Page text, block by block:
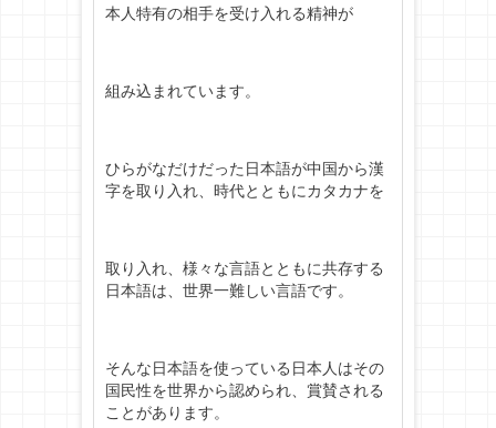
本人特有の相手を受け入れる精神が
組み込まれています。
ひらがなだけだった日本語が中国から漢
字を取り入れ、時代とともにカタカナを
取り入れ、様々な言語とともに共存する
日本語は、世界一難しい言語です。
そんな日本語を使っている日本人はその
国民性を世界から認められ、賞賛される
ことがあります。